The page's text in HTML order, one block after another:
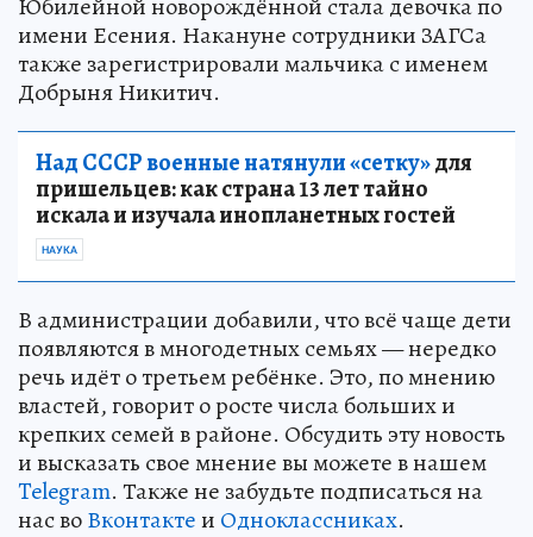
имени Есения. Накануне сотрудники ЗАГСа
также зарегистрировали мальчика с именем
Добрыня Никитич.
Над СССР военные натянули «сетку»для
пришельцев: как страна 13 лет тайно
искала и изучала инопланетных гостей
НАУКА
В администрации добавили, что всё чаще дети
появляются в многодетных семьях — нередко
речь идёт о третьем ребёнке. Это, по мнению
властей, говорит о росте числа больших и
крепких семей в районе. Обсудить эту новость
и высказать свое мнение вы можете в нашем
Telegram. Также не забудьте подписаться на
нас воВконтактеи Одноклассниках.